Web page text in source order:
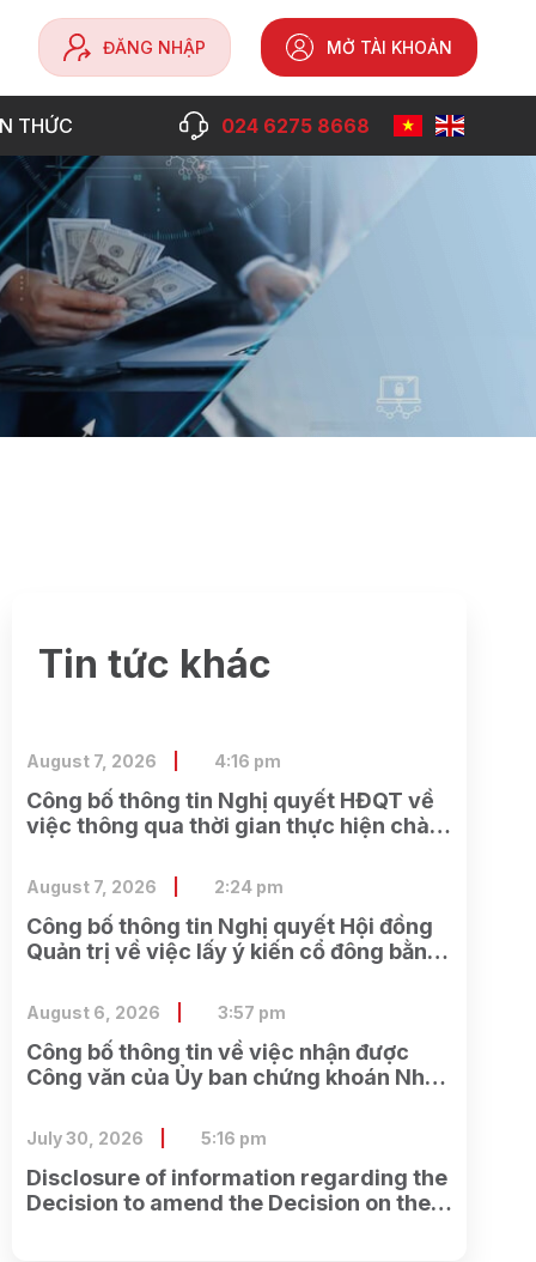
ĐĂNG NHẬP MỞ TÀI KHOẢN
THỨC 024 6275 8668
Tin tức khác
Công bố thông tin Nghị quyết HĐQT về
việc thông qua thời gian thực hiện chào
các công việc có liên quan
August 7, 2026 4:16 pm
Công bố thông tin Nghị quyết Hội đồng
Quản trị về việc lấy ý kiến cổ đông bằng
August 7, 2026 2:24 pm
Công bố thông tin về việc nhận được
Công văn của Ủy ban chứng khoán Nhà
đăng ký chào bán cổ phiếu cho cổ đông
hiện hữu của Công ty.
August 6, 2026 3:57 pm
Disclosure of information regarding the
Decision to amend the Decision on the
July 30, 2026 5:16 pm